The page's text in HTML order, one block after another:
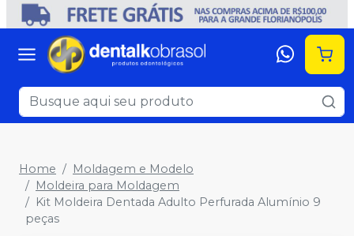
Home
Moldagem e Modelo
Moldeira para Moldagem
Kit Moldeira Dentada Adulto Perfurada Alumínio 9
peças